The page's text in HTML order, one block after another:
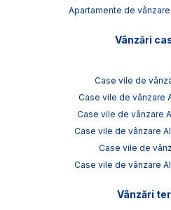
Apartamente de vânzare
Vânzări
Case vile de
Case vile de vânzare
Case vile de vânzare
Case vile de vânzare
Case vile de
Case vile de vânzare
Vânzări